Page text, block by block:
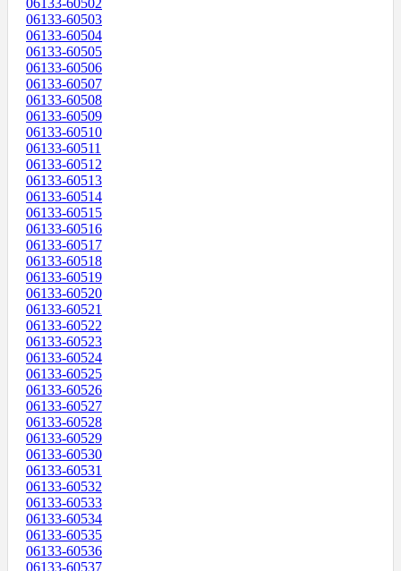
06133-60502
06133-60503
06133-60504
06133-60505
06133-60506
06133-60507
06133-60508
06133-60509
06133-60510
06133-60511
06133-60512
06133-60513
06133-60514
06133-60515
06133-60516
06133-60517
06133-60518
06133-60519
06133-60520
06133-60521
06133-60522
06133-60523
06133-60524
06133-60525
06133-60526
06133-60527
06133-60528
06133-60529
06133-60530
06133-60531
06133-60532
06133-60533
06133-60534
06133-60535
06133-60536
06133-60537